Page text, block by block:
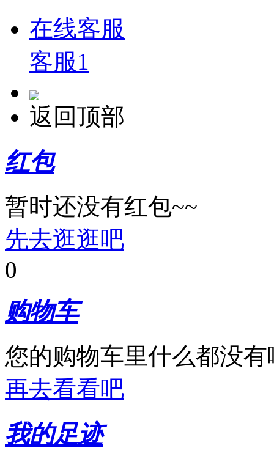
在线客服
客服1
返回顶部
红包
暂时还没有红包~~
先去逛逛吧
0
购物车
您的购物车里什么都没有
再去看看吧
我的足迹